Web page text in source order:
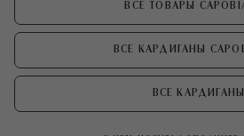
ВСЕ ТОВАРЫ
ВСЕ КАРДИГАНЫ
ВСЕ КАРДИГАНЫ